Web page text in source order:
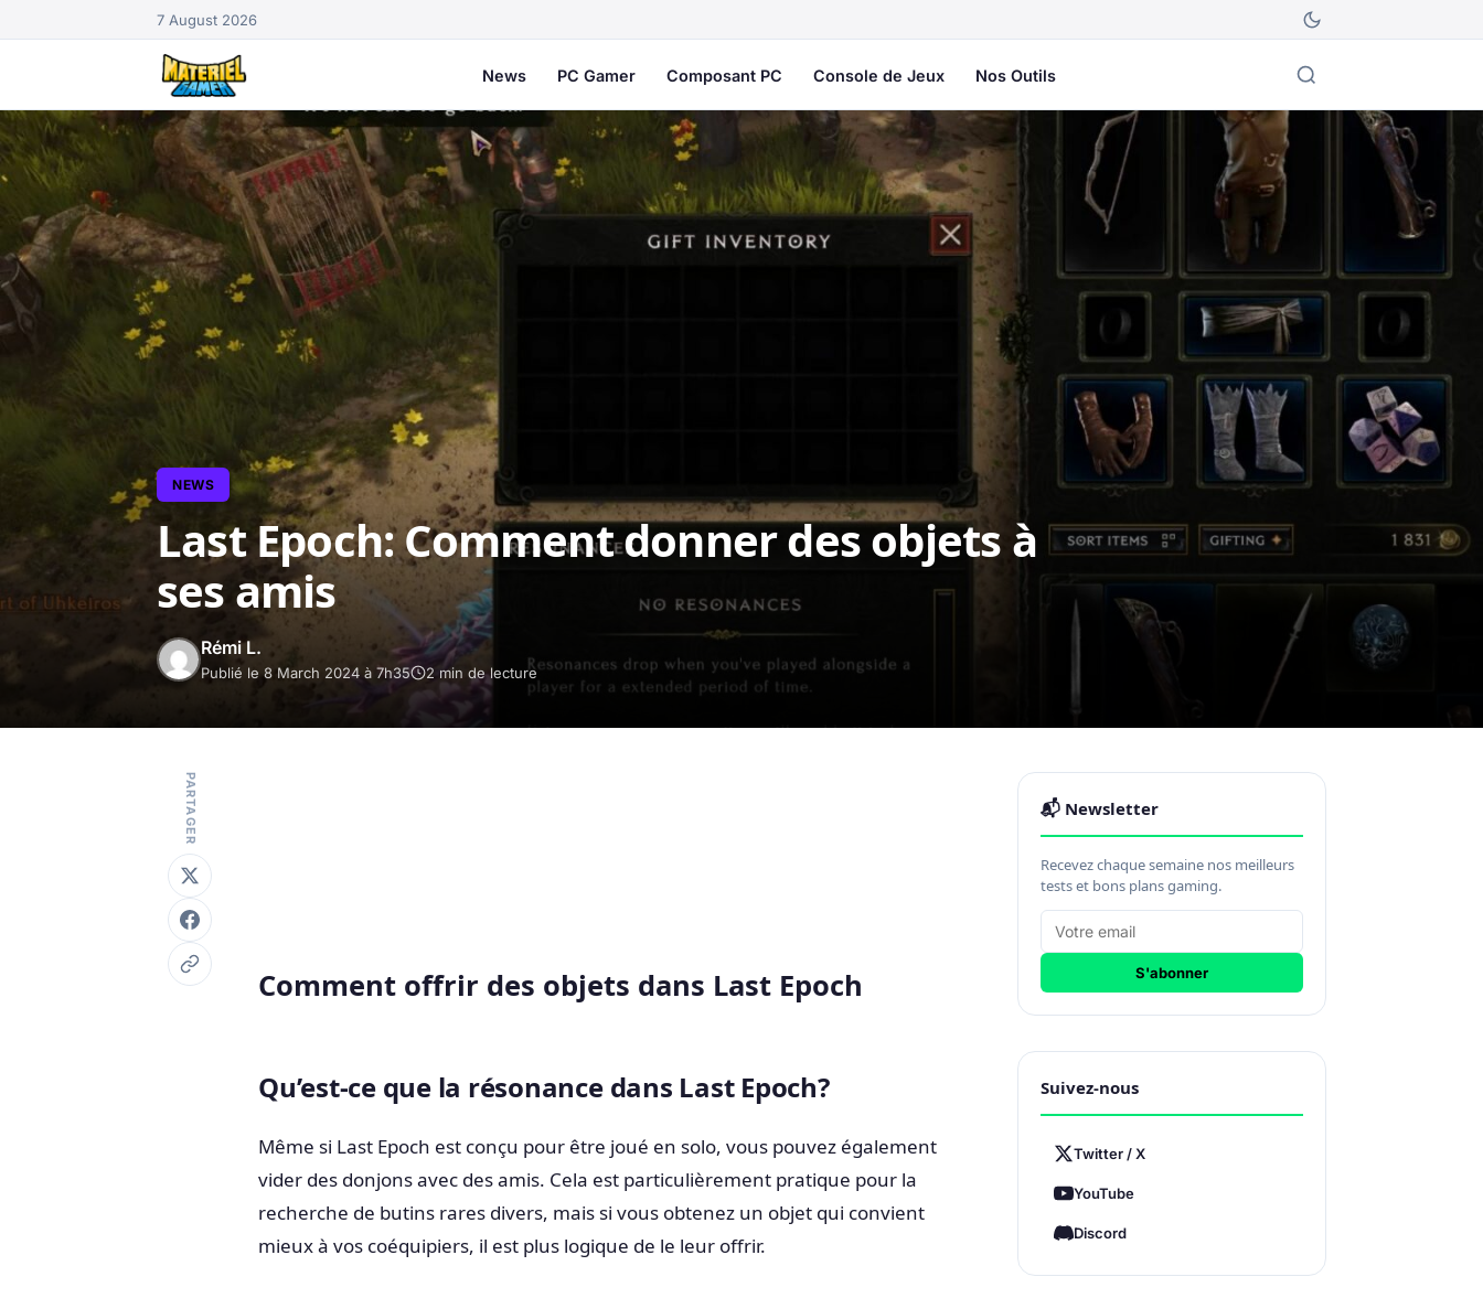
7 August 2026
News PC Gamer Composant PC Console de Jeux Nos Outils
NEWS
Last Epoch: Comment donner des objets à
ses amis
Rémi L.
Publié le 8 March 2024 à 7h35 2 min de lecture
PARTAGER
Comment offrir des objets dans Last Epoch
Qu’est-ce que la résonance dans Last Epoch?
Même si Last Epoch est conçu pour être joué en solo, vous pouvez également
vider des donjons avec des amis. Cela est particulièrement pratique pour la
recherche de butins rares divers, mais si vous obtenez un objet qui convient
mieux à vos coéquipiers, il est plus logique de le leur offrir.
📬 Newsletter
Recevez chaque semaine nos meilleurs
tests et bons plans gaming.
S'abonner
Suivez-nous
Twitter / X
YouTube
Discord